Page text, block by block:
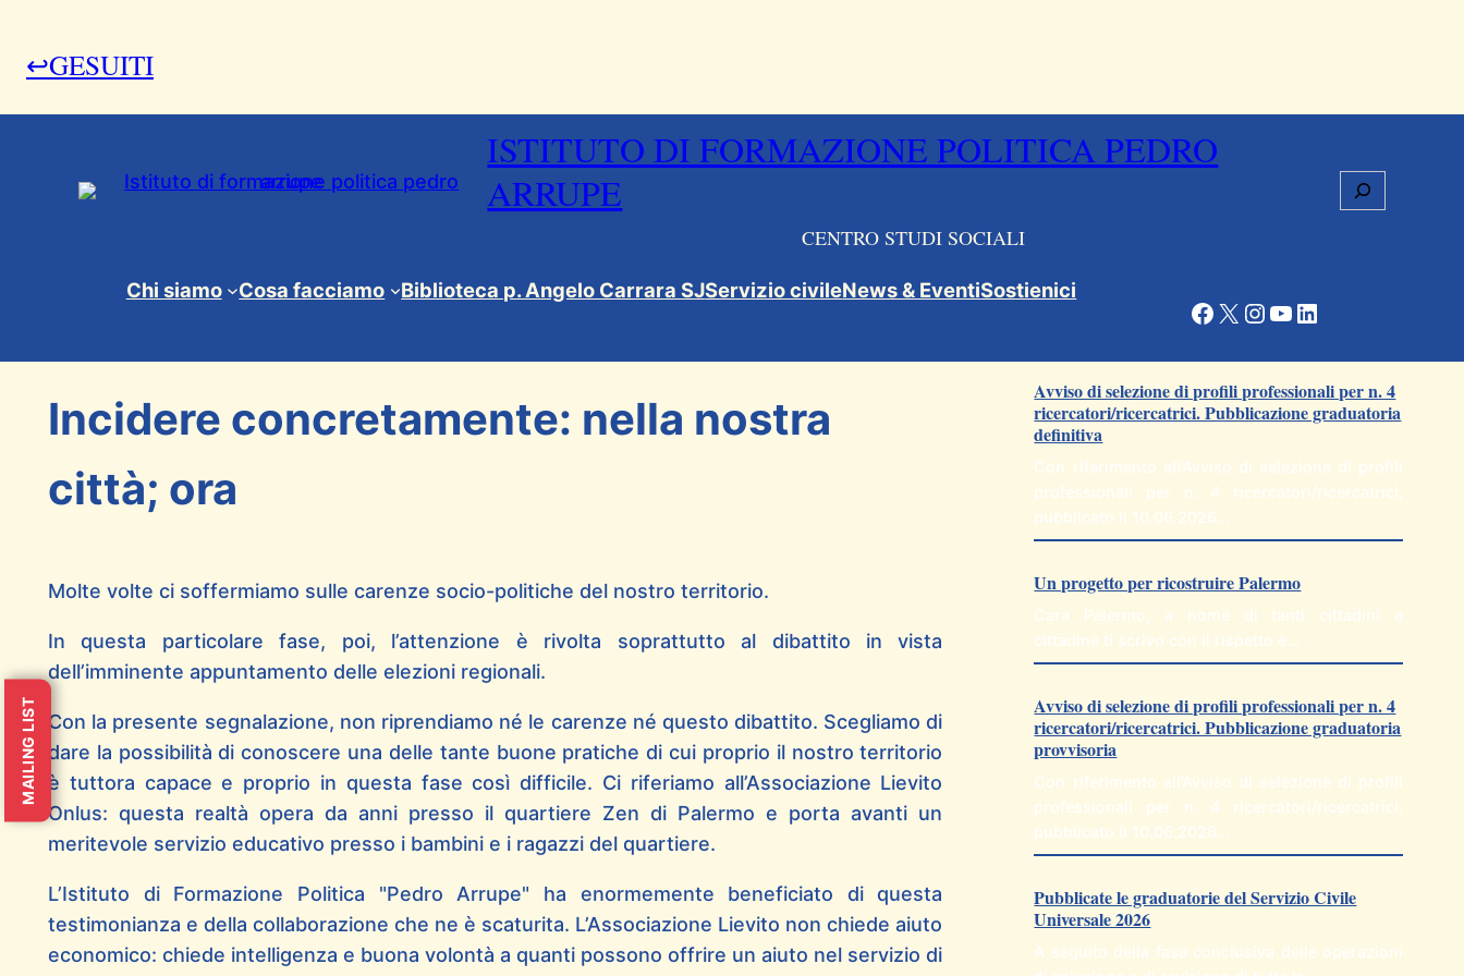
↩GESUITI
ISTITUTO DI FORMAZIONE POLITICA PEDRO
ARRUPE
CENTRO STUDI SOCIALI
Cerca
Chi siamo Cosa facciamo Biblioteca p. Angelo Carrara SJServizio civileNews & EventiSostienici
Facebook X Instagram YouTube LinkedIn
24 Settembre 2012
Incidere concretamente: nella nostra
città; ora
Molte volte ci soffermiamo sulle carenze socio-politiche del nostro territorio.
In questa particolare fase, poi, l’attenzione è rivolta soprattutto al dibattito in vista
dell’imminente appuntamento delle elezioni regionali.
Con la presente segnalazione, non riprendiamo né le carenze né questo dibattito. Scegliamo di
dare la possibilità di conoscere una delle tante buone pratiche di cui proprio il nostro territorio
è tuttora capace e proprio in questa fase così difficile. Ci riferiamo all’Associazione Lievito
Onlus: questa realtà opera da anni presso il quartiere Zen di Palermo e porta avanti un
meritevole servizio educativo presso i bambini e i ragazzi del quartiere.
L’Istituto di Formazione Politica "Pedro Arrupe" ha enormemente beneficiato di questa
testimonianza e della collaborazione che ne è scaturita. L’Associazione Lievito non chiede aiuto
economico: chiede intelligenza e buona volontà a quanti possono offrire un aiuto nel servizio di
Avviso di selezione di profili professionali per n. 4
ricercatori/ricercatrici. Pubblicazione graduatoria
definitiva
Con riferimento all’Avviso di selezione di profili
professionali per n. 4 ricercatori/ricercatrici,
pubblicato il 10.06.2026…
Un progetto per ricostruire Palermo
Cara Palermo, a nome di tanti cittadini e
cittadine ti scrivo con il rispetto e…
Avviso di selezione di profili professionali per n. 4
ricercatori/ricercatrici. Pubblicazione graduatoria
provvisoria
Con riferimento all’Avviso di selezione di profili
professionali per n. 4 ricercatori/ricercatrici,
pubblicato il 10.06.2026…
Pubblicate le graduatorie del Servizio Civile
Universale 2026
A seguito della fase conclusiva delle operazioni
MAILING LIST